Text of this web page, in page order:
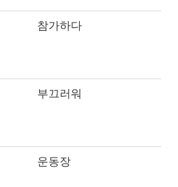
참가하다
부끄러워
운동장